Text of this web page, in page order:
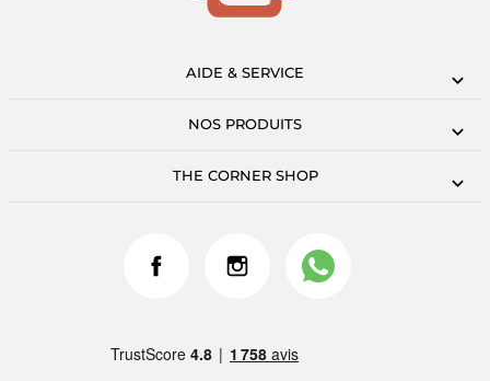
AIDE & SERVICE
NOS PRODUITS
THE CORNER SHOP